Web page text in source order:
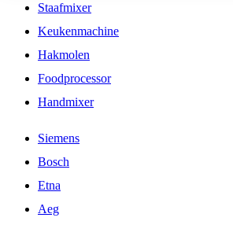
Staafmixer
Keukenmachine
Hakmolen
Foodprocessor
Handmixer
Siemens
Bosch
Etna
Aeg